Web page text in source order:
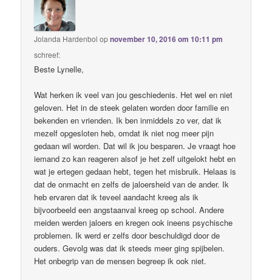
Jolanda Hardenbol opnovember 10, 2016 om 10:11 pm
schreef:
Beste Lynelle,
Wat herken ik veel van jou geschiedenis. Het wel en niet
geloven. Het in de steek gelaten worden door familie en
bekenden en vrienden. Ik ben inmiddels zo ver, dat ik
mezelf opgesloten heb, omdat ik niet nog meer pijn
gedaan wil worden. Dat wil ik jou besparen. Je vraagt hoe
iemand zo kan reageren alsof je het zelf uitgelokt hebt en
wat je ertegen gedaan hebt, tegen het misbruik. Helaas is
dat de onmacht en zelfs de jaloersheid van de ander. Ik
heb ervaren dat ik teveel aandacht kreeg als ik
bijvoorbeeld een angstaanval kreeg op school. Andere
meiden werden jaloers en kregen ook ineens psychische
problemen. Ik werd er zelfs door beschuldigd door de
ouders. Gevolg was dat ik steeds meer ging spijbelen.
Het onbegrip van de mensen begreep ik ook niet.